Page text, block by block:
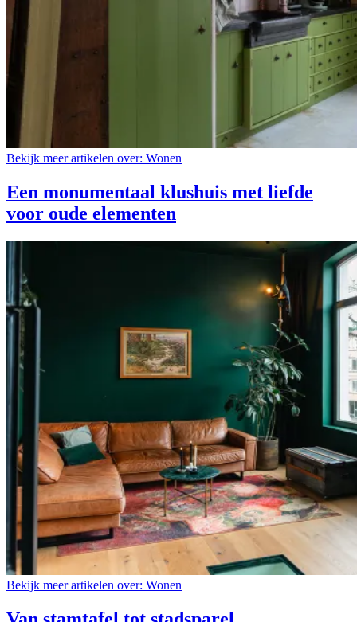
Bekijk meer artikelen over: Wonen
Een monumentaal klushuis met liefde
voor oude elementen
Bekijk meer artikelen over: Wonen